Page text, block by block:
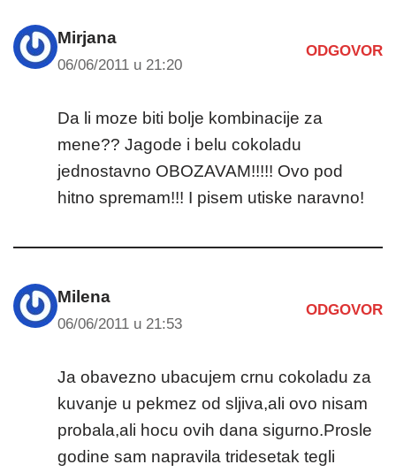
Mirjana
06/06/2011 u 21:20
ODGOVOR
Da li moze biti bolje kombinacije za
mene?? Jagode i belu cokoladu
jednostavno OBOZAVAM!!!!! Ovo pod
hitno spremam!!! I pisem utiske naravno!
Milena
06/06/2011 u 21:53
ODGOVOR
Ja obavezno ubacujem crnu cokoladu za
kuvanje u pekmez od sljiva,ali ovo nisam
probala,ali hocu ovih dana sigurno.Prosle
godine sam napravila tridesetak tegli